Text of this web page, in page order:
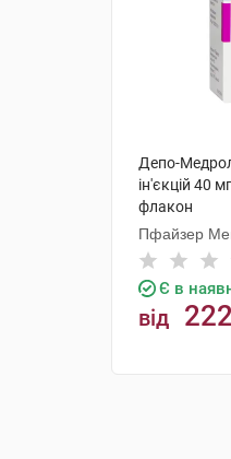
Депо-
ін'єкцій 40
флакон
Пфайзер
Бельгія
Є в
від